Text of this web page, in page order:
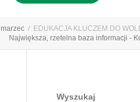
marzec
EDUKACJA KLUCZEM DO
Największa, rzetelna baza informacji -
Wyszukaj